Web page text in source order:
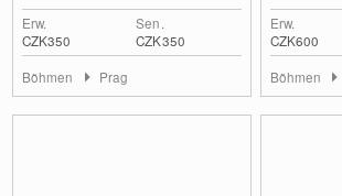
Erw.
CZK350
Sen.
CZK350
Böhmen Prag
Erw.
CZK600
Böhmen